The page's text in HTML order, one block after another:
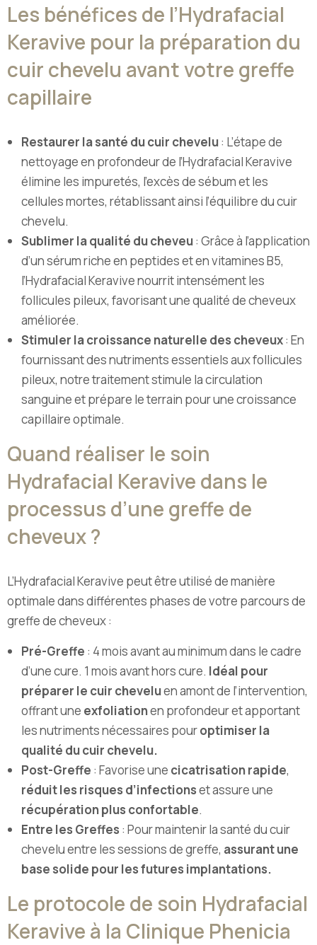
Les bénéfices de l’Hydrafacial
Keravive pour la préparation du
cuir chevelu avant votre greffe
capillaire
Restaurer la santé du cuir chevelu: L’étape de
nettoyage en profondeur de l’Hydrafacial Keravive
élimine les impuretés, l’excès de sébum et les
cellules mortes, rétablissant ainsi l’équilibre du cuir
chevelu.
Sublimer la qualité du cheveu: Grâce à l’application
d’un sérum riche en peptides et en vitamines B5,
l’Hydrafacial Keravive nourrit intensément les
follicules pileux, favorisant une qualité de cheveux
améliorée.
Stimuler la croissance naturelle des cheveux: En
fournissant des nutriments essentiels aux follicules
pileux, notre traitement stimule la circulation
sanguine et prépare le terrain pour une croissance
capillaire optimale.
Quand réaliser le soin
Hydrafacial Keravive dans le
processus d’une greffe de
cheveux ?
L’Hydrafacial Keravive peut être utilisé de manière
optimale dans différentes phases de votre parcours de
greffe de cheveux :
Pré-Greffe : 4 mois avant au minimum dans le cadre
d’une cure. 1 mois avant hors cure. Idéal pour
préparer le cuir cheveluen amont de l’intervention,
offrant une exfoliationen profondeur et apportant
les nutriments nécessaires pouroptimiser la
qualité du cuir chevelu.
Post-Greffe : Favorise une cicatrisation rapide,
réduit les risques d’infectionset assure une
récupération plus confortable.
Entre les Greffes : Pour maintenir la santé du cuir
chevelu entre les sessions de greffe, assurant une
base solide pour les futures implantations.
Le protocole de soin Hydrafacial
Keravive à la Clinique Phenicia